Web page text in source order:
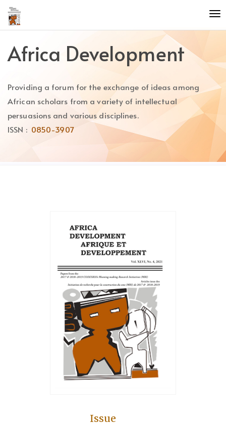
Quick
jump
to
content
Main
Main
Content
Africa Development
Providing a forum for the exchange of ideas among
African scholars from a variety of intellectual
persuasions and various disciplines.
ISSN : 0850-3907
Issue